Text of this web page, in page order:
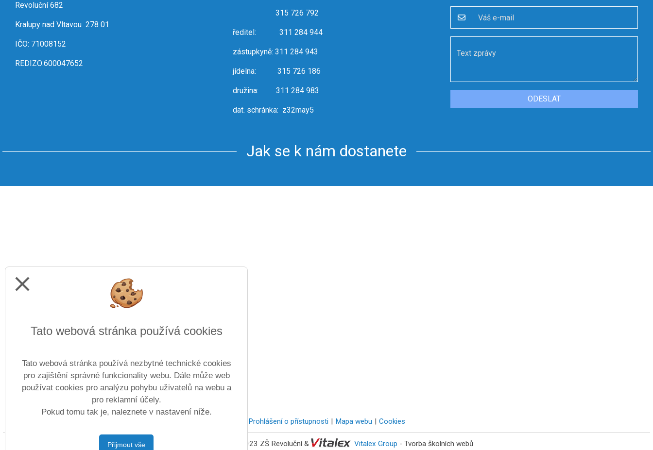
Revoluční 682
Kralupy nad Vltavou 278 01
IČO: 71008152
REDIZO:600047652
315 726 792
ředitel: 311 284 944
zástupkyně: 311 284 943
jídelna: 315 726 186
družina: 311 284 983
dat. schránka: z32may5
ODESLAT
Jak se k nám dostanete
Prohlášení o přístupnosti Mapa webu Cookies
Copyright © 2022 - 2023 ZŠ Revoluční & Vitalex Group - Tvorba školních webů
close
Tato webová stránka používá cookies
Tato webová stránka používá nezbytné technické cookies
pro zajištění správné funkcionality webu. Dále může web
používat cookies pro analýzu pohybu uživatelů na webu a
pro reklamní účely.
Pokud tomu tak je, naleznete v nastavení níže.
Přijmout vše